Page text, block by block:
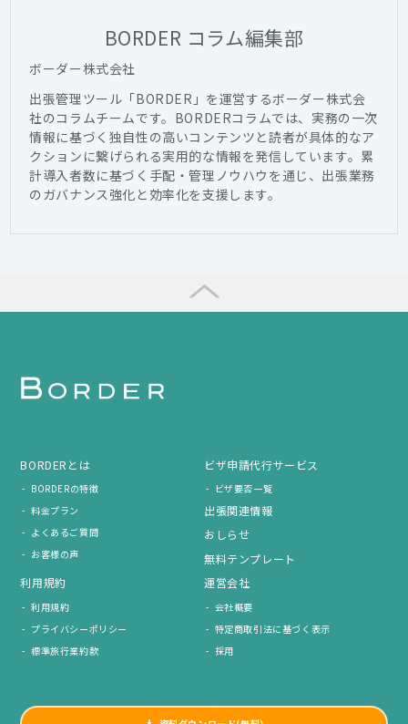
BORDER コラム編集部
ボーダー株式会社
出張管理ツール「BORDER」を運営するボーダー株式会
社のコラムチームです。BORDERコラムでは、実務の一次
情報に基づく独自性の高いコンテンツと読者が具体的なア
クションに繋げられる実用的な情報を発信しています。累
計導入者数に基づく手配・管理ノウハウを通じ、出張業務
のガバナンス強化と効率化を支援します。
BORDERとは
BORDERの特徴
料金プラン
よくあるご質問
お客様の声
ビザ申請代行サービス
ビザ要否一覧
出張関連情報
おしらせ
無料テンプレート
利用規約
利用規約
プライバシーポリシー
標準旅行業約款
運営会社
会社概要
特定商取引法に基づく表示
採用